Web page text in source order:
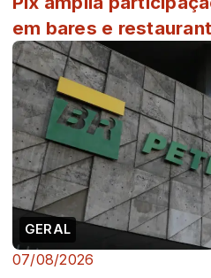
em bares e
GERAL
07/08/2026